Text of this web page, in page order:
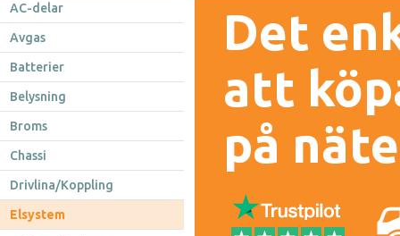
AC-delar
Avgas
Batterier
Belysning
Broms
Chassi
Drivlina/Koppling
Elsystem
Det
att
på